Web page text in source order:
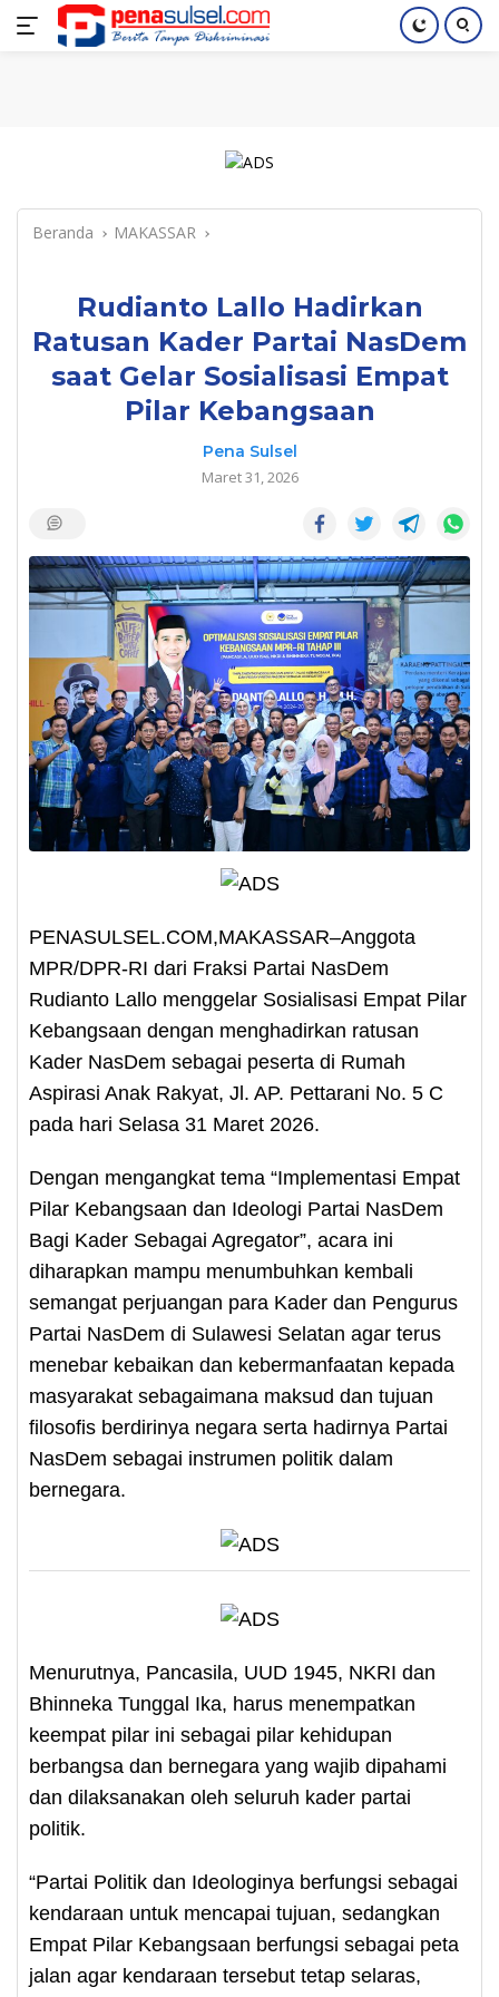
Langsung
Home Nasional Pendidikan Index
Beranda MAKASSAR
Rudianto Lallo Hadirkan
Ratusan Kader Partai NasDem
saat Gelar Sosialisasi Empat
Pilar Kebangsaan
Pena Sulsel
Maret 31, 2026
PENASULSEL.COM,MAKASSAR–Anggota
MPR/DPR-RI dari Fraksi Partai NasDem
Rudianto Lallo menggelar Sosialisasi Empat Pilar
Kebangsaan dengan menghadirkan ratusan
Kader NasDem sebagai peserta di Rumah
Aspirasi Anak Rakyat, Jl. AP. Pettarani No. 5 C
pada hari Selasa 31 Maret 2026.
Dengan mengangkat tema “Implementasi Empat
Pilar Kebangsaan dan Ideologi Partai NasDem
Bagi Kader Sebagai Agregator”, acara ini
diharapkan mampu menumbuhkan kembali
semangat perjuangan para Kader dan Pengurus
Partai NasDem di Sulawesi Selatan agar terus
menebar kebaikan dan kebermanfaatan kepada
masyarakat sebagaimana maksud dan tujuan
filosofis berdirinya negara serta hadirnya Partai
NasDem sebagai instrumen politik dalam
bernegara.
Menurutnya, Pancasila, UUD 1945, NKRI dan
Bhinneka Tunggal Ika, harus menempatkan
keempat pilar ini sebagai pilar kehidupan
berbangsa dan bernegara yang wajib dipahami
dan dilaksanakan oleh seluruh kader partai
politik.
“Partai Politik dan Ideologinya berfungsi sebagai
kendaraan untuk mencapai tujuan, sedangkan
Empat Pilar Kebangsaan berfungsi sebagai peta
jalan agar kendaraan tersebut tetap selaras,